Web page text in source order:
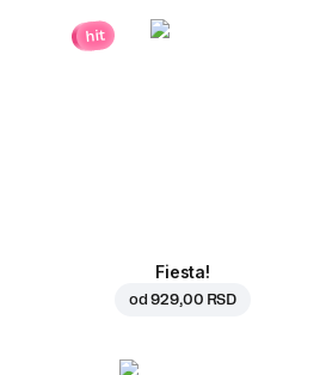
hit
Fiesta!
od929,00 RSD